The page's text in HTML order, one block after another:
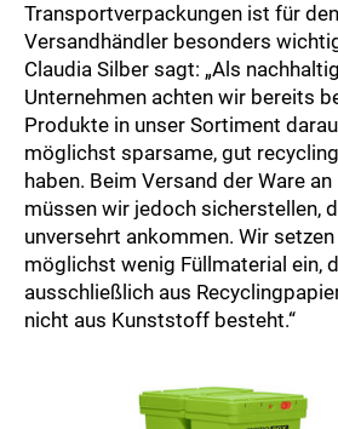
Transportverpackungen ist für
Versandhändler besonders
Claudia Silber sagt: „Als
Unternehmen achten wir bereits
Produkte in unser Sortiment
möglichst sparsame, gut
haben. Beim Versand der Ware
müssen wir jedoch sicherstellen,
unversehrt ankommen. Wir
möglichst wenig Füllmaterial ein,
ausschließlich aus
nicht aus Kunststoff besteht.“